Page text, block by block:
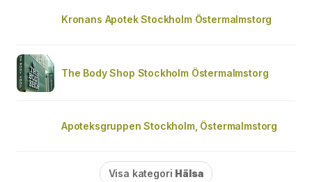
Kronans Apotek Stockholm Östermalmstorg
The Body Shop Stockholm Östermalmstorg
Apoteksgruppen Stockholm, Östermalmstorg
Visa kategori Hälsa